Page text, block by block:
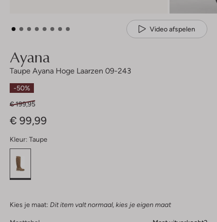
Video afspelen
Ayana
Taupe Ayana Hoge Laarzen 09-243
-50%
€ 199,95
€ 99,99
Kleur: Taupe
Kies je maat: Dit item valt normaal, kies je eigen maat